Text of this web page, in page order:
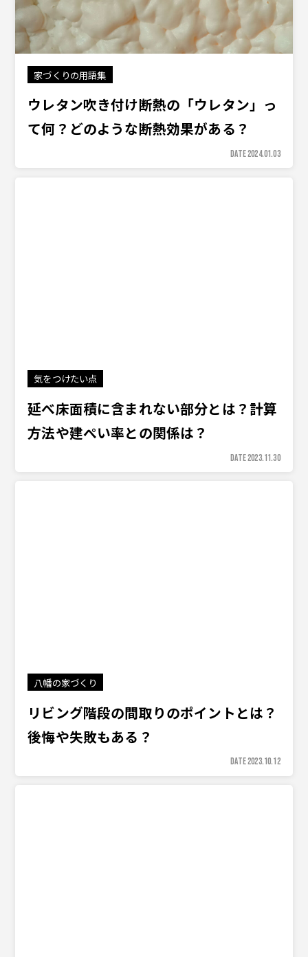
家づくりの用語集
ウレタン吹き付け断熱の「ウレタン」っ
て何？どのような断熱効果がある？
DATE 2024.01.03
気をつけたい点
延べ床面積に含まれない部分とは？計算
方法や建ぺい率との関係は？
DATE 2023.11.30
八幡の家づくり
リビング階段の間取りのポイントとは？
後悔や失敗もある？
DATE 2023.10.12